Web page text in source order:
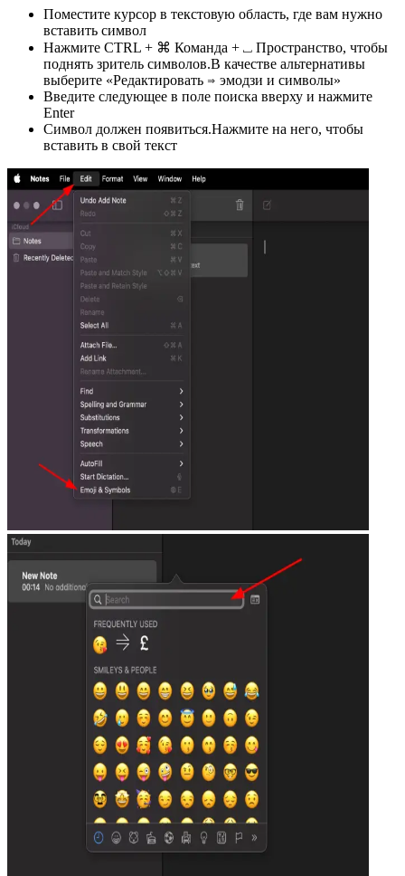
Поместите курсор в текстовую область, где вам нужно
вставить символ
Нажмите CTRL + ⌘ Команда + ⎵ Пространство, чтобы
поднять зритель символов.В качестве альтернативы
выберите «Редактировать ⇒ эмодзи и символы»
Введите следующее в поле поиска вверху и нажмите
Enter
Символ должен появиться.Нажмите на него, чтобы
вставить в свой текст